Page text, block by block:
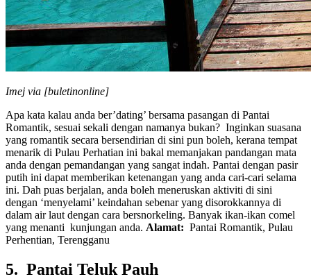
Imej via [buletinonline]
Apa kata kalau anda ber’dating’ bersama pasangan di Pantai
Romantik, sesuai sekali dengan namanya bukan? Inginkan suasana
yang romantik secara bersendirian di sini pun boleh, kerana tempat
menarik di Pulau Perhatian ini bakal memanjakan pandangan mata
anda dengan pemandangan yang sangat indah. Pantai dengan pasir
putih ini dapat memberikan ketenangan yang anda cari-cari selama
ini. Dah puas berjalan, anda boleh meneruskan aktiviti di sini
dengan ‘menyelami’ keindahan sebenar yang disorokkannya di
dalam air laut dengan cara bersnorkeling. Banyak ikan-ikan comel
yang menanti kunjungan anda. Alamat: Pantai Romantik, Pulau
Perhentian, Terengganu
5. Pantai Teluk Pauh